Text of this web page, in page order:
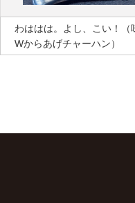
わははは。よし、こい！（
Wからあげチャーハン）